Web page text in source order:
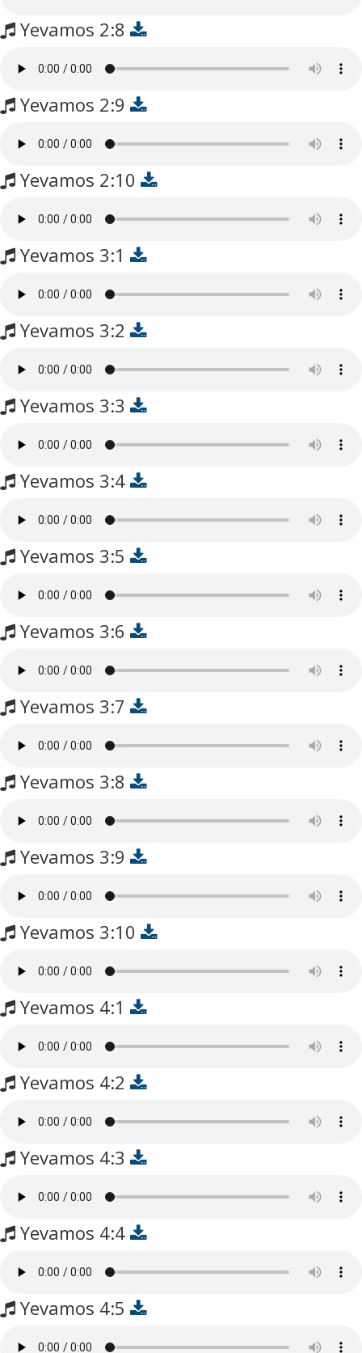
Yevamos 2:8
Yevamos 2:9
Yevamos 2:10
Yevamos 3:1
Yevamos 3:2
Yevamos 3:3
Yevamos 3:4
Yevamos 3:5
Yevamos 3:6
Yevamos 3:7
Yevamos 3:8
Yevamos 3:9
Yevamos 3:10
Yevamos 4:1
Yevamos 4:2
Yevamos 4:3
Yevamos 4:4
Yevamos 4:5